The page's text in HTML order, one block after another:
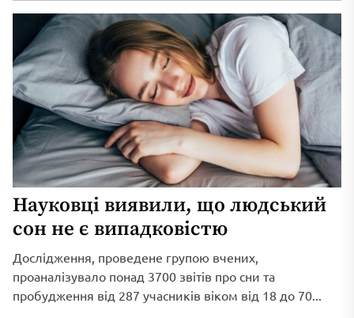
Науковці виявили, що людський
сон не є випадковістю
Дослідження, проведене групою вчених,
проаналізувало понад 3700 звітів про сни та
пробудження від 287 учасників віком від 18 до 70...